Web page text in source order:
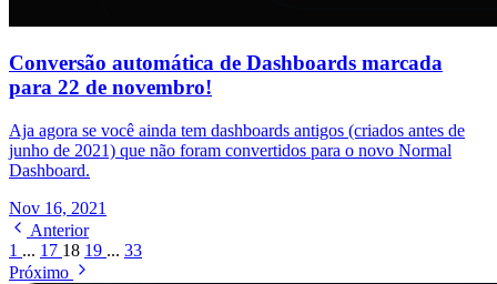
Conversão automática de Dashboards marcada
para 22 de novembro!
Aja agora se você ainda tem dashboards antigos (criados antes de
junho de 2021) que não foram convertidos para o novo Normal
Dashboard.
Nov 16, 2021
Anterior
1 ... 17 18 19 ... 33
Próximo